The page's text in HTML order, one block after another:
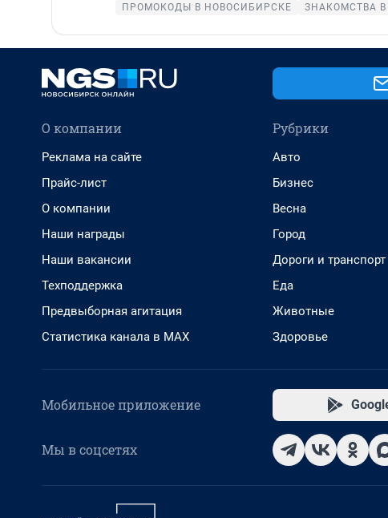
ПРОМОКОДЫ В НОВОСИБИРСКЕ
ЗНАКОМСТВА
О компании
Реклама на сайте
Прайс-лист
О компании
Наши награды
Наши вакансии
Техподдержка
Предвыборная агитация
Статистика канала в MAX
Рубрики
Авто
Бизнес
Весна
Город
Дороги и транспорт
Еда
Животные
Здоровье
Мобильное приложение
Мы в соцсетях